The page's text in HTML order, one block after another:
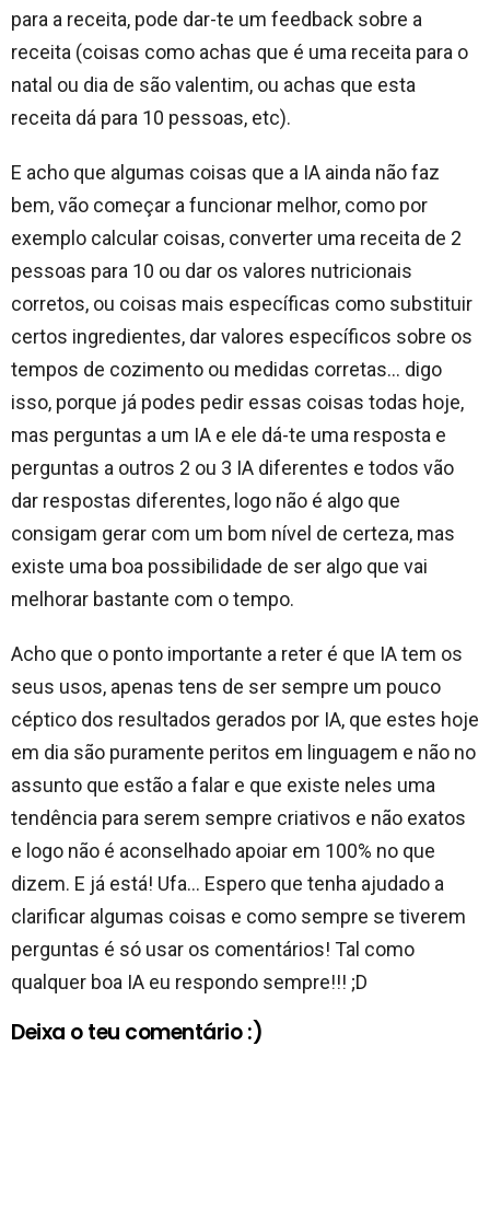
para a receita, pode dar-te um feedback sobre a
receita (coisas como achas que é uma receita para o
natal ou dia de são valentim, ou achas que esta
receita dá para 10 pessoas, etc).
E acho que algumas coisas que a IA ainda não faz
bem, vão começar a funcionar melhor, como por
exemplo calcular coisas, converter uma receita de 2
pessoas para 10 ou dar os valores nutricionais
corretos, ou coisas mais específicas como substituir
certos ingredientes, dar valores específicos sobre os
tempos de cozimento ou medidas corretas… digo
isso, porque já podes pedir essas coisas todas hoje,
mas perguntas a um IA e ele dá-te uma resposta e
perguntas a outros 2 ou 3 IA diferentes e todos vão
dar respostas diferentes, logo não é algo que
consigam gerar com um bom nível de certeza, mas
existe uma boa possibilidade de ser algo que vai
melhorar bastante com o tempo.
Acho que o ponto importante a reter é que IA tem os
seus usos, apenas tens de ser sempre um pouco
céptico dos resultados gerados por IA, que estes hoje
em dia são puramente peritos em linguagem e não no
assunto que estão a falar e que existe neles uma
tendência para serem sempre criativos e não exatos
e logo não é aconselhado apoiar em 100% no que
dizem. E já está! Ufa… Espero que tenha ajudado a
clarificar algumas coisas e como sempre se tiverem
perguntas é só usar os comentários! Tal como
qualquer boa IA eu respondo sempre!!! ;D
Deixa o teu comentário :)